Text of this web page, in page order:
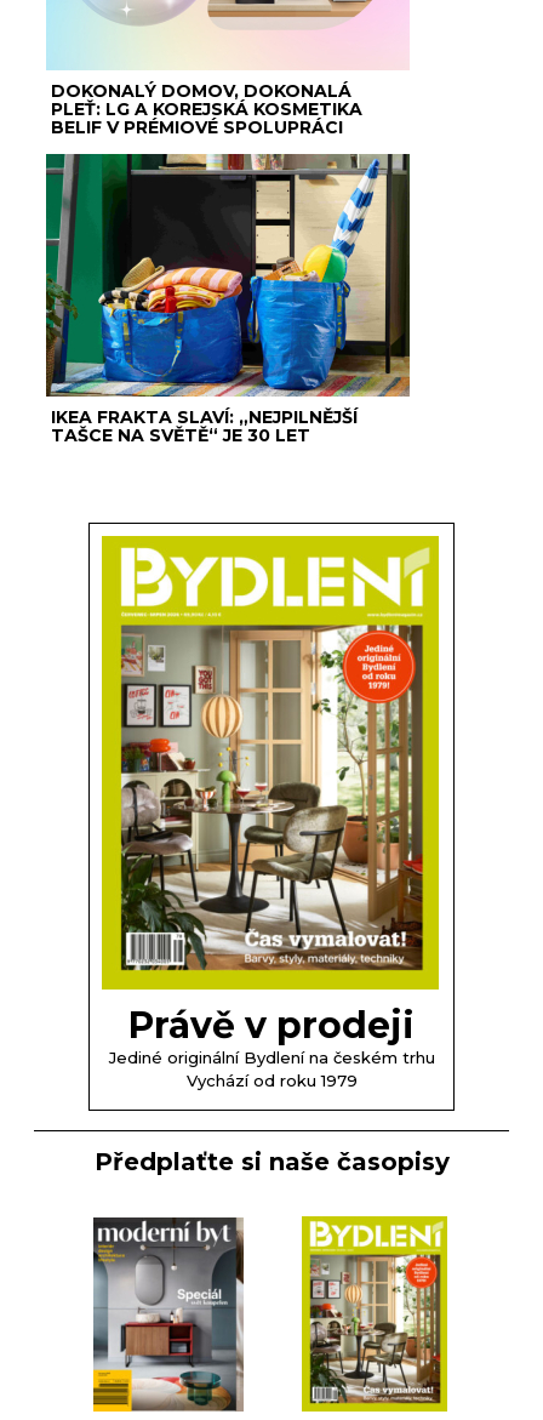
DOKONALÝ DOMOV, DOKONALÁ
PLEŤ: LG A KOREJSKÁ KOSMETIKA
BELIF V PRÉMIOVÉ SPOLUPRÁCI
IKEA FRAKTA SLAVÍ: „NEJPILNĚJŠÍ
TAŠCE NA SVĚTĚ“ JE 30 LET
Právě v prodeji
Jediné originální Bydlení na českém trhu
Vychází od roku 1979
Předplaťte si naše časopisy